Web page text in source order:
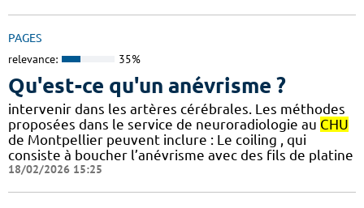
PAGES
relevance: 35%
Qu'est-ce qu'un anévrisme ?
intervenir dans les artères cérébrales. Les méthodes
proposées dans le service de neuroradiologie au CHU
de Montpellier peuvent inclure : Le coiling , qui
consiste à boucher l’anévrisme avec des fils de platine
18/02/2026 15:25